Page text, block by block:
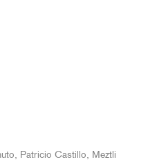
Patricio Castillo, Meztli